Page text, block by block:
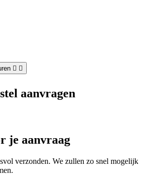
aanvragen
je aanvraag
verzonden. We zullen zo snel mogelijk